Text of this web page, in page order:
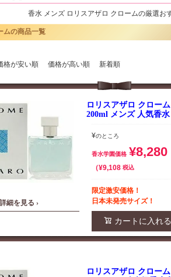
香水 メンズ ロリスアザロ クロームの厳選お
ムの商品一覧
格が安い順 価格が高い順 新着順
詳細を見る ›
ロリスアザロ クロー
200ml メンズ 人気香
¥のところ
香水学園価格 ¥8,280
¥9,108 税込
限定激安価格！
日本未発売サイズ！
カートに入れる
ロリスアザロ クロー
MMさん
た。